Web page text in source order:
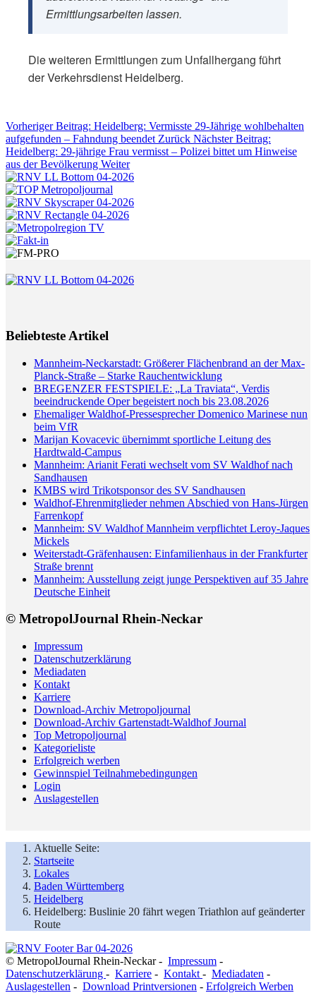
Ermittlungsarbeiten lassen.
Die weiteren Ermittlungen zum Unfallhergang führt
der Verkehrsdienst Heidelberg.
Vorheriger Beitrag: Heidelberg: Vermisste 29-Jährige wohlbehalten
aufgefunden – Fahndung beendet Zurück Nächster Beitrag:
Heidelberg: 29-jährige Frau vermisst – Polizei bittet um Hinweise
aus der Bevölkerung Weiter
Beliebteste Artikel
Mannheim-Neckarstadt: Größerer Flächenbrand an der Max-
Planck-Straße – Starke Rauchentwicklung
BREGENZER FESTSPIELE: „La Traviata“, Verdis
beeindruckende Oper begeistert noch bis 23.08.2026
Ehemaliger Waldhof-Pressesprecher Domenico Marinese nun
beim VfR
Marijan Kovacevic übernimmt sportliche Leitung des
Hardtwald-Campus
Mannheim: Arianit Ferati wechselt vom SV Waldhof nach
Sandhausen
KMBS wird Trikotsponsor des SV Sandhausen
Waldhof-Ehrenmitglieder nehmen Abschied von Hans-Jürgen
Farrenkopf
Mannheim: SV Waldhof Mannheim verpflichtet Leroy-Jaques
Mickels
Weiterstadt-Gräfenhausen: Einfamilienhaus in der Frankfurter
Straße brennt
Mannheim: Ausstellung zeigt junge Perspektiven auf 35 Jahre
Deutsche Einheit
© MetropolJournal Rhein-Neckar
Impressum
Datenschutzerklärung
Mediadaten
Kontakt
Karriere
Download-Archiv Metropoljournal
Download-Archiv Gartenstadt-Waldhof Journal
Top Metropoljournal
Kategorieliste
Erfolgreich werben
Gewinnspiel Teilnahmebedingungen
Login
Auslagestellen
Aktuelle Seite:
Startseite
Lokales
Baden Württemberg
Heidelberg
Heidelberg: Buslinie 20 fährt wegen Triathlon auf geänderter
Route
© MetropolJournal Rhein-Neckar - Impressum -
Datenschutzerklärung - Karriere - Kontakt - Mediadaten -
Auslagestellen - Download Printversionen - Erfolgreich Werben